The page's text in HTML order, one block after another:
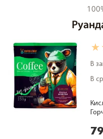
В
В